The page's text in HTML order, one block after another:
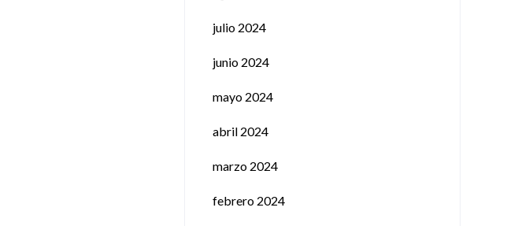
julio 2024
junio 2024
mayo 2024
abril 2024
marzo 2024
febrero 2024